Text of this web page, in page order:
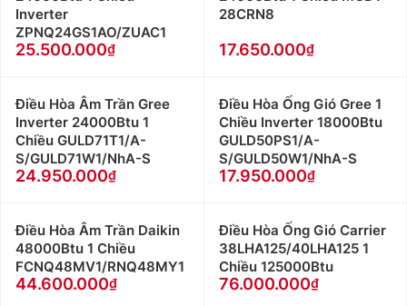
Tiết kiệm điện năng và tăng hiệu suất làm lạnh
lạnh sẽ lớn hơn công suất của dàn nóng.
Ban ngày các thành viên tập trung ở phòng khách, dàn
nóng sẽ vận hành để làm lạnh cho phòng khách. Ban
đêm, dàn lạnh phòng khách không hoạt động, máy sẽ
màĐiều Hòa Multivừa tiết kiệm được chi phí vừa tiết
kiệm được điện năng đáng kể.
Hoạt động và kiểm soát độc lập
Inverter
ZPNQ24GS1AO/ZUAC1
25.500.000
28CRN8
17.650.000
Điều Hòa Âm Trần Gree
Inverter 24000Btu 1
Chiều GULD71T1/A-
S/GULD71W1/NhA-S
24.950.000
Điều Hòa Ống Gió Gree 1
Chiều Inverter 18000Btu
GULD50PS1/A-
S/GULD50W1/NhA-S
17.950.000
Điều Hòa Âm Trần Daikin
48000Btu 1 Chiều
FCNQ48MV1/RNQ48MY1
44.600.000
Điều Hòa Ống Gió Carrier
38LHA125/40LHA125 1
Chiều 125000Btu
76.000.000